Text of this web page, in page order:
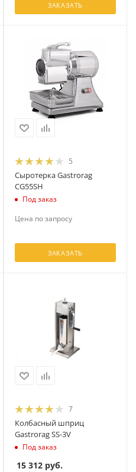
ЗАКАЗАТЬ
5
Сыротерка Gastrorag
CG55SH
Под заказ
Цена по запросу
ЗАКАЗАТЬ
7
Колбасный шприц
Gastrorag SS-3V
Под заказ
15 312 руб.